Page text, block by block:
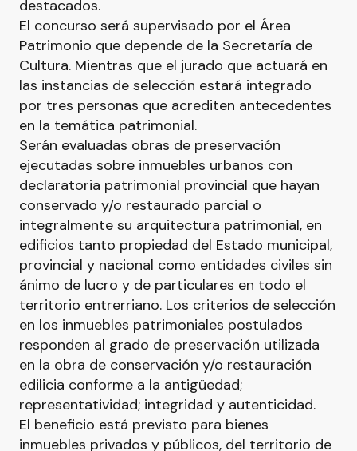
destacados.
El concurso será supervisado por el Área
Patrimonio que depende de la Secretaría de
Cultura. Mientras que el jurado que actuará en
las instancias de selección estará integrado
por tres personas que acrediten antecedentes
en la temática patrimonial.
Serán evaluadas obras de preservación
ejecutadas sobre inmuebles urbanos con
declaratoria patrimonial provincial que hayan
conservado y/o restaurado parcial o
integralmente su arquitectura patrimonial, en
edificios tanto propiedad del Estado municipal,
provincial y nacional como entidades civiles sin
ánimo de lucro y de particulares en todo el
territorio entrerriano. Los criterios de selección
en los inmuebles patrimoniales postulados
responden al grado de preservación utilizada
en la obra de conservación y/o restauración
edilicia conforme a la antigüedad;
representatividad; integridad y autenticidad.
El beneficio está previsto para bienes
inmuebles privados y públicos, del territorio de